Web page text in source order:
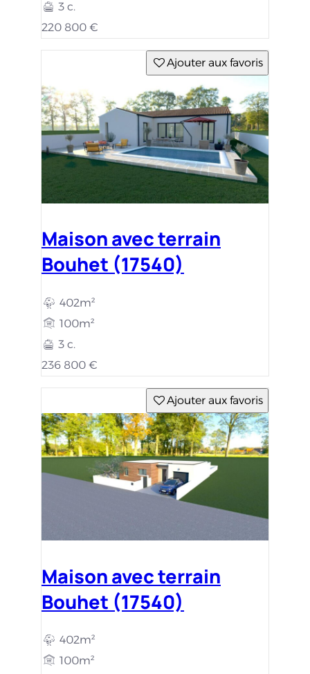
3 c.
220 800 €
Ajouter aux favoris
Maison avec terrain
Bouhet (17540)
402m²
100m²
3 c.
236 800 €
Ajouter aux favoris
Maison avec terrain
Bouhet (17540)
402m²
100m²